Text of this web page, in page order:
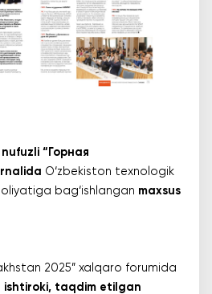
“Горная
O‘zbekiston texnologik
bag‘ishlangan maxsus
2025” xalqaro forumida
ishtiroki, taqdim etilgan